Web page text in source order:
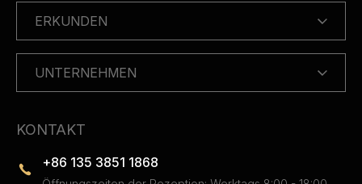
ERKUNDEN
UNTERNEHMEN
KONTAKT
+86 135 3851 1868